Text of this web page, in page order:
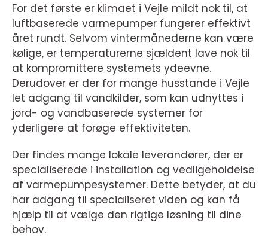
For det første er klimaet i Vejle mildt nok til, at
luftbaserede varmepumper fungerer effektivt
året rundt. Selvom vintermånederne kan være
kølige, er temperaturerne sjældent lave nok til
at kompromittere systemets ydeevne.
Derudover er der for mange husstande i Vejle
let adgang til vandkilder, som kan udnyttes i
jord- og vandbaserede systemer for
yderligere at forøge effektiviteten.
Der findes mange lokale leverandører, der er
specialiserede i installation og vedligeholdelse
af varmepumpesystemer. Dette betyder, at du
har adgang til specialiseret viden og kan få
hjælp til at vælge den rigtige løsning til dine
behov.